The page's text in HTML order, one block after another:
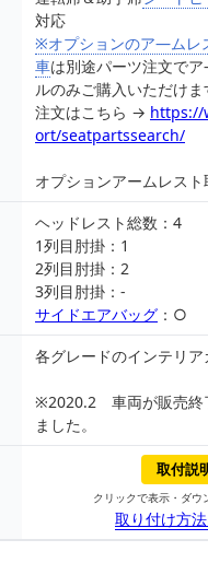
対応
※オプションのア―ムレ
車は別途パーツ注文で
ルのみご購入いただけま
注文はこちら → https://
ort/seatpartssearch/
オプションアームレス
ヘッドレスト総数：4
1列目肘掛：1
2列目肘掛：2
3列目肘掛：-
サイドエアバッグ ：○
各グレードのインテリ
※2020.2 車両が販売終
ました。
取付説
クリックで表示・ダウ
取り付け方